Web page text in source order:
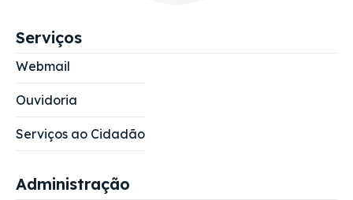
Serviços
Webmail
Ouvidoria
Serviços ao Cidadão
Administração